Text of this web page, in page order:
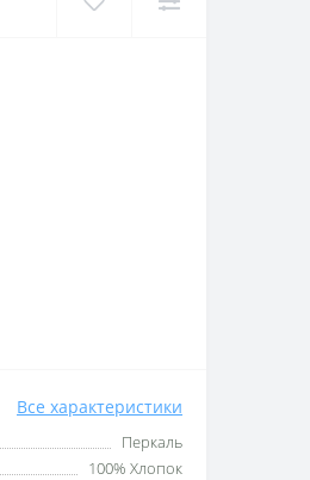
Все характеристики
Перкаль
100% Хлопок